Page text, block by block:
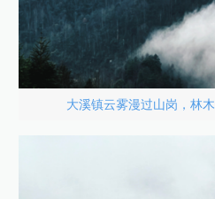
大溪镇云雾漫过山岗，林